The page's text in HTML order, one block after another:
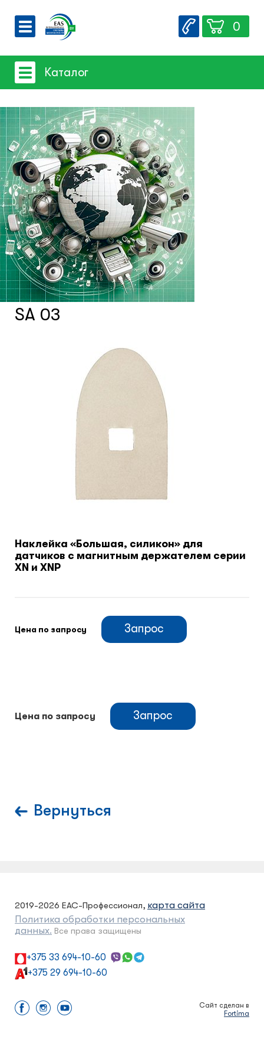
О компании
Вакансии
Контакты
0
Каталог
Системы видеонаблюдения
Системы защиты товаров от краж
Счетчики посетителей
Защита товара на стеллажах
- Базовое оборудование защиты
- Защита мобильной электроники
- Защита фото- и видеотехники
- Защита компьютеров и проекторов
- Защита стационарных телефонов
- Защита других товаров
Системы фонового озвучивания
помещений
Системы контроля и управления
доступом
Защитные сейферы и боксы
Климатический шкафы
SA 03
Наклейка «Большая, силикон» для
датчиков с магнитным держателем серии
XN и XNP
Цена по запросу Запрос
Цена по запросу Запрос
Вернуться
2019-2026 ЕАС-Профессионал, карта сайта
Политика обработки персональных
данных. Все права защищены
+375 33 694-10-60
+375 29 694-10-60
Сайт сделан в
Fortima